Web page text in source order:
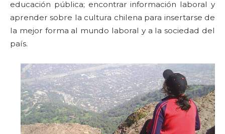
educación pública; encontrar información laboral y
aprender sobre la cultura chilena para insertarse de
la mejor forma al mundo laboral y a la sociedad del
país.